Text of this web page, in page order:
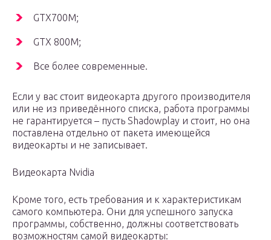
GTX700M;
GTX 800М;
Все более современные.
Если у вас стоит видеокарта другого производителя
или не из приведённого списка, работа программы
не гарантируется – пусть Shadowplay и стоит, но она
поставлена отдельно от пакета имеющейся
видеокарты и не записывает.
Видеокарта Nvidia
Кроме того, есть требования и к характеристикам
самого компьютера. Они для успешного запуска
программы, собственно, должны соответствовать
возможностям самой видеокарты: